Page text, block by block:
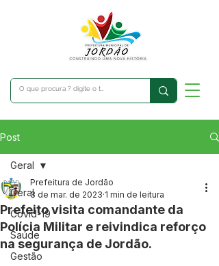
Post
Geral
Covid-19
Saúde
Gestão
Geral
Prefeito visita comandante da
Polícia Militar e reivindica reforço
na segurança de Jordão.
Prefeitura de Jordão
3 de mar. de 2023 1 min de leitura